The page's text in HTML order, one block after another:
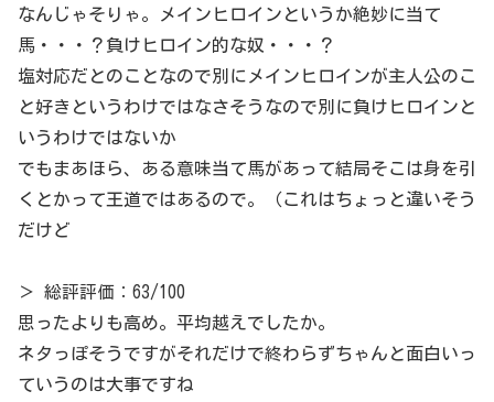
なんじゃそりゃ。メインヒロインというか絶妙に当て
馬・・・？負けヒロイン的な奴・・・？
塩対応だとのことなので別にメインヒロインが主人公のこ
と好きというわけではなさそうなので別に負けヒロインと
いうわけではないか
でもまあほら、ある意味当て馬があって結局そこは身を引
くとかって王道ではあるので。（これはちょっと違いそう
だけど
＞ 総評評価：63/100
思ったよりも高め。平均越えでしたか。
ネタっぽそうですがそれだけで終わらずちゃんと面白いっ
ていうのは大事ですね